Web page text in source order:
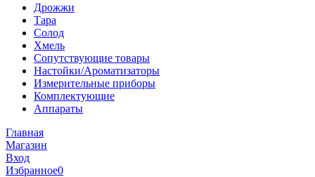
Дрожжи
Тара
Солод
Хмель
Сопутствующие товары
Настойки/Ароматизаторы
Измерительные приборы
Комплектующие
Аппараты
Главная
Магазин
Вход
Избранное0